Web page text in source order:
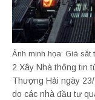
Ảnh minh họa: Giá
2 Xây Nhà thông tin
Thượng Hải ngày
do các nhà đầu tư